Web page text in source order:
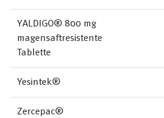
YALDIGO® 800 mg
magensaftresistente
Tablette
Yesintek®
Zercepac®